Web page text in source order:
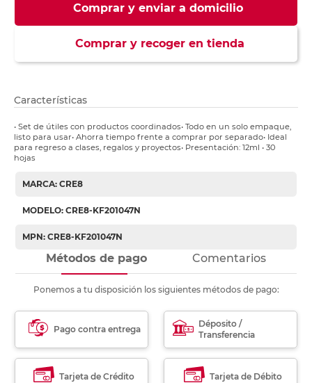
Comprar y enviar a domicilio
Comprar y recoger en tienda
Características
• Set de útiles con productos coordinados• Todo en un solo empaque,
listo para usar• Ahorra tiempo frente a comprar por separado• Ideal
para regreso a clases, regalos y proyectos• Presentación: 12ml • 30
hojas
MARCA: CRE8
MODELO: CRE8-KF201047N
MPN: CRE8-KF201047N
Métodos de pago Comentarios
Ponemos a tu disposición los siguientes métodos de pago:
Pago contra entrega
Déposito /
Transferencia
Tarjeta de Crédito Tarjeta de Débito